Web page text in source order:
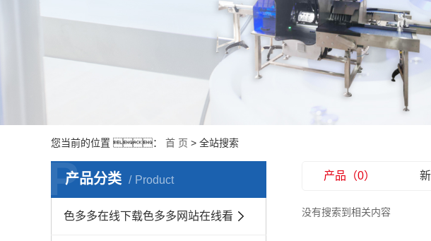
您当前的位置 ： 首 页 > 全站搜索
产品分类 Product
P
色多多在线下载色多多网站在线看
产品（0）
没有搜索到相关内容